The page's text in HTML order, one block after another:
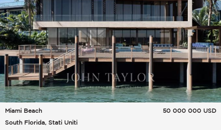
Miami Beach
South Florida, Stati Uniti
50 000 000 USD